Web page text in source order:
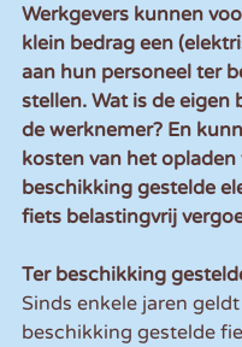
Werkgevers kunnen
klein bedrag een
aan hun personeel ter
stellen. Wat is de eigen
de werknemer? En
kosten van het opladen
beschikking gestelde
fiets belastingvrij
Ter beschikking
Sinds enkele jaren
beschikking gestelde